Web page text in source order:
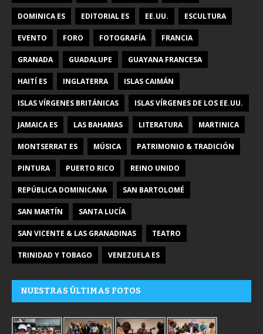
DOMINICA ES EDITORIAL ES EE.UU. ESCULTURA
EVENTO FORO FOTOGRAFÍA FRANCIA
GRANADA GUADALUPE GUAYANA FRANCESA
HAITÍ ES INGLATERRA ISLAS CAIMÁN
ISLAS VÍRGENES BRITÁNICAS ISLAS VÍRGENES DE LOS EE.UU.
JAMAICA ES LAS BAHAMAS LITERATURA MARTINICA
MONTSERRAT ES MÚSICA PATRIMONIO & TRADICIÓN
PINTURA PUERTO RICO REINO UNIDO
REPÚBLICA DOMINICANA SAN BARTOLOMÉ
SAN MARTÍN SANTA LUCÍA
SAN VICENTE & LAS GRANADINAS TEATRO
TRINIDAD Y TOBAGO VENEZUELA ES
NUESTRAS ÚLTIMAS FOTOS